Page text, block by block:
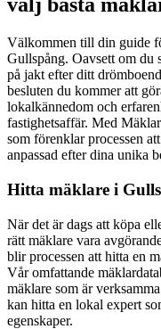
välj bästa
Välkommen till din guide
Gullspång. Oavsett om du
på jakt efter ditt
besluten du kommer att
lokalkännedom och
fastighetsaffär. Med
som förenklar processen
anpassad efter dina unika
Hitta mäklare i
När det är dags att köpa
rätt mäklare vara
blir processen att hitta en
Vår omfattande
mäklare som är
kan hitta en lokal expert
egenskaper.